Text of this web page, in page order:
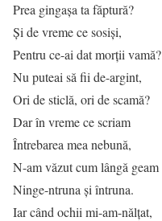
Prea gingaşa ta făptură?
Şi de vreme ce sosişi,
Pentru ce-ai dat morţii vamă?
Nu puteai să fii de-argint,
Ori de sticlă, ori de scamă?
Dar în vreme ce scriam
Întrebarea mea nebună,
N-am văzut cum lângă geam
Ninge-ntruna şi întruna.
Iar când ochii mi-am-nălţat,